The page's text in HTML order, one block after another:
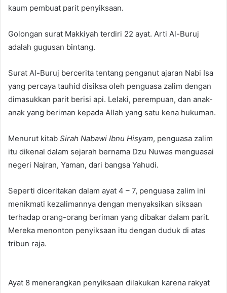
kaum pembuat parit penyiksaan.
Golongan surat Makkiyah terdiri 22 ayat. Arti Al-Buruj
adalah gugusan bintang.
Surat Al-Buruj bercerita tentang penganut ajaran Nabi Isa
yang percaya tauhid disiksa oleh penguasa zalim dengan
dimasukkan parit berisi api. Lelaki, perempuan, dan anak-
anak yang beriman kepada Allah yang satu kena hukuman.
Menurut kitab Sirah Nabawi Ibnu Hisyam, penguasa zalim
itu dikenal dalam sejarah bernama Dzu Nuwas menguasai
negeri Najran, Yaman, dari bangsa Yahudi.
Seperti diceritakan dalam ayat 4 – 7, penguasa zalim ini
menikmati kezalimannya dengan menyaksikan siksaan
terhadap orang-orang beriman yang dibakar dalam parit.
Mereka menonton penyiksaan itu dengan duduk di atas
tribun raja.
Ayat 8 menerangkan penyiksaan dilakukan karena rakyat